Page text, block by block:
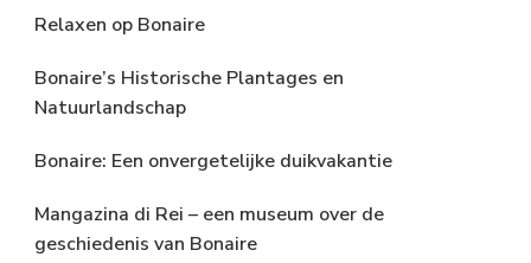
Relaxen op Bonaire
Bonaire’s Historische Plantages en
Natuurlandschap
Bonaire: Een onvergetelijke duikvakantie
Mangazina di Rei – een museum over de
geschiedenis van Bonaire